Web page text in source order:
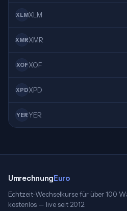
XLMXLM
XMRXMR
XOF XOF
XPDXPD
YERYER
UmrechnungEuro
Echtzeit-Wechselkurse für über 100
kostenlos — live seit 2012.